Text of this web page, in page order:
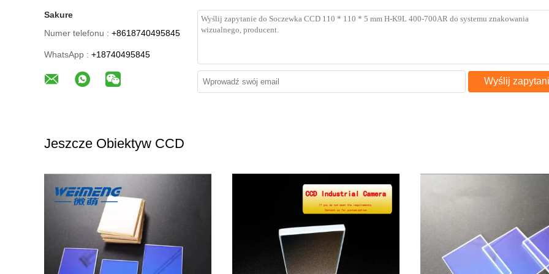
Sakure
Numer telefonu : +8618740495845
WhatsApp : +18740495845
Wyślij
Jeszcze Obiektyw CCD